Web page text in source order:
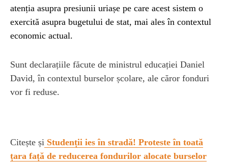
atenția asupra presiunii uriașe pe care acest sistem o
exercită asupra bugetului de stat, mai ales în contextul
economic actual.
Sunt declarațiile făcute de ministrul educației Daniel
David, în contextul burselor școlare, ale căror fonduri
vor fi reduse.
Citește și Studenții ies în stradă! Proteste în toată
țara față de reducerea fondurilor alocate burselor